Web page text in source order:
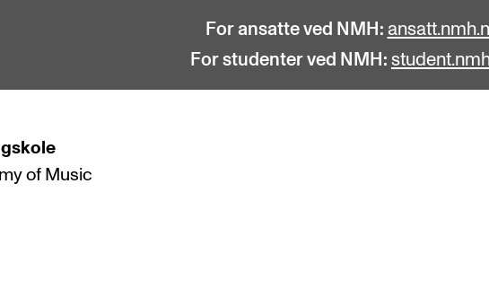
For ansatte ved NMH:
For studenter ved NMH:
of Music